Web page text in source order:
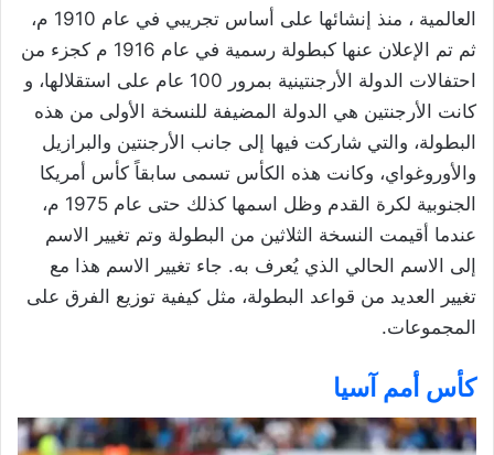
العالمية ، منذ إنشائها على أساس تجريبي في عام 1910 م،
ثم تم الإعلان عنها كبطولة رسمية في عام 1916 م كجزء من
احتفالات الدولة الأرجنتينية بمرور 100 عام على استقلالها، و
كانت الأرجنتين هي الدولة المضيفة للنسخة الأولى من هذه
البطولة، والتي شاركت فيها إلى جانب الأرجنتين والبرازيل
والأوروغواي، وكانت هذه الكأس تسمى سابقاً كأس أمريكا
الجنوبية لكرة القدم وظل اسمها كذلك حتى عام 1975 م،
عندما أقيمت النسخة الثلاثين من البطولة وتم تغيير الاسم
إلى الاسم الحالي الذي يُعرف به. جاء تغيير الاسم هذا مع
تغيير العديد من قواعد البطولة، مثل كيفية توزيع الفرق على
المجموعات.
كأس أمم آسيا